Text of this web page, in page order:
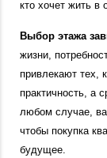
кто хочет жить в
Выбор этажа
жизни,
привлекают тех,
практичность, а
любом случае,
чтобы покупка
будущее.